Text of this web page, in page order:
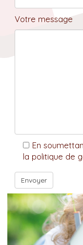
Votre message
En
la politique de